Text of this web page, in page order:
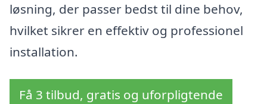
løsning, der passer bedst til dine behov,
hvilket sikrer en effektiv og professionel
installation.
Få 3 tilbud, gratis og uforpligtende